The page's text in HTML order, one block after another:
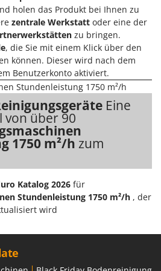
Traktoren
Traktoren
- Freischneider
holen das Produkt bei Ihnen zu
zentrale Werkstatt oder eine der
zu bringen.
, die Sie mit einem Klick über den
können. Dieser wird nach dem
Benutzerkonto aktiviert.
Stundenleistung 1750 m²/h
Eine
von über 90
1750 m²/h zum
Katalog 2026 für
Stundenleistung 1750 m²/h , der
wird